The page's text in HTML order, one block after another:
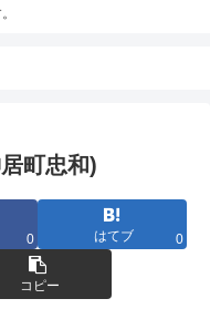
町忠和)
0 はてブ 0
コピー